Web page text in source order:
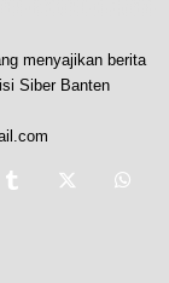
menyajikan berita
Siber Banten